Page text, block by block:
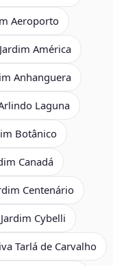
Aeroporto
Jardim América
Anhanguera
Laguna
Botânico
Canadá
Centenário
Jardim Cybelli
Tarlá de Carvalho